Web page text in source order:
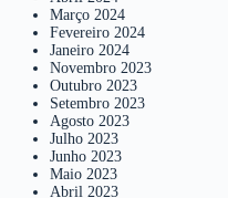
Março 2024
Fevereiro 2024
Janeiro 2024
Novembro 2023
Outubro 2023
Setembro 2023
Agosto 2023
Julho 2023
Junho 2023
Maio 2023
Abril 2023